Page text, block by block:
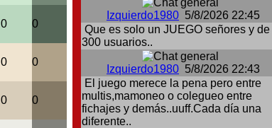
0 0
0 0
0 0
Izquierdo1980 5/8/2026 22:45
Que es solo un JUEGO señores y de
300 usuarios..
Izquierdo1980 5/8/2026 22:43
El juego merece la pena pero entre
multis,mamoneo o colegueo entre
fichajes y demás..uuff.Cada día una
diferente..